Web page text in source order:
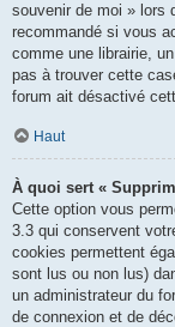
souvenir de moi » lors
recommandé si vous
comme une librairie,
pas à trouver cette
forum ait désactivé
Haut
À quoi sert «
Cette option vous
3.3 qui conservent
cookies permettent
sont lus ou non lus)
un administrateur du
de connexion et de